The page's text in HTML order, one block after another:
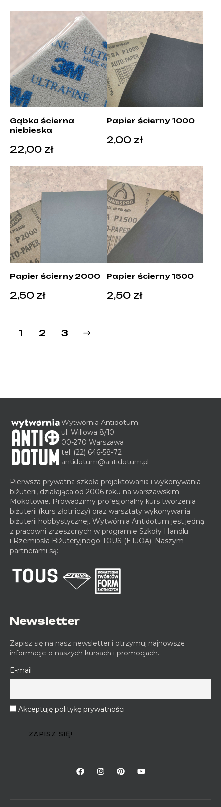
Gąbka ścierna
niebieska
22,00 zł
Papier ścierny 1000
2,00 zł
Papier ścierny 2000
2,50 zł
Papier ścierny 1500
2,50 zł
1 2 3
→
Wytwórnia Antidotum
ul. Willowa 8/10
00-270 Warszawa
tel. (22) 646-58-72
antidotum@antidotum.pl
Pierwsza prywatna szkoła projektowania i wykonywania
biżuterii, działająca od 2006 roku na warszawskim
Mokotowie. Prowadzimy profesjonalny kurs tworzenia
biżuterii (kurs złotniczy) oraz warsztaty wykonywania
biżuterii hobbystycznej. Wytwórnia Antidotum jest jedną
z pracowni zrzeszonych w programie Szkoły Handlu
i Rzemiosła Biżuteryjnego TOUS (ETJOA). Naszymi
partnerami są:
Newsletter
Zapisz się na nasz newsletter i otrzymuj najnowsze
informacje o naszych kursach i promocjach.
E-mail
Akceptuję politykę prywatności